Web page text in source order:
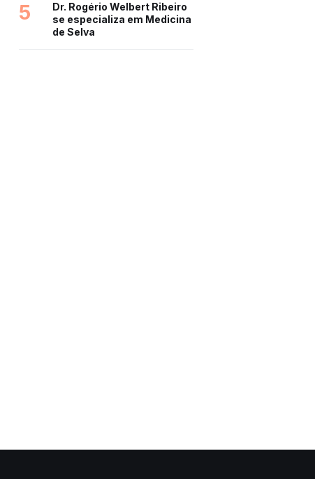
5
Dr. Rogério Welbert Ribeiro
se especializa em Medicina
de Selva